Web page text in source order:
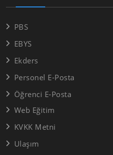
PBS
EBYS
Ekders
Personel E-Posta
Öğrenci E-Posta
Web Eğitim
KVKK Metni
Ulaşım